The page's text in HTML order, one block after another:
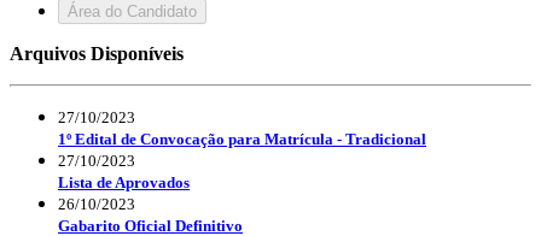
Área do Candidato
Arquivos Disponíveis
27/10/2023
1º Edital de Convocação para Matrícula - Tradicional
27/10/2023
Lista de Aprovados
26/10/2023
Gabarito Oficial Definitivo